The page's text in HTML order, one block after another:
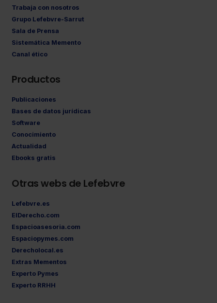
Trabaja con nosotros
Grupo Lefebvre-Sarrut
Sala de Prensa
Sistemática Memento
Canal ético
Productos
Publicaciones
Bases de datos jurídicas
Software
Conocimiento
Actualidad
Ebooks gratis
Otras webs de Lefebvre
Lefebvre.es
ElDerecho.com
Espacioasesoria.com
Espaciopymes.com
Derecholocal.es
Extras Mementos
Experto Pymes
Experto RRHH